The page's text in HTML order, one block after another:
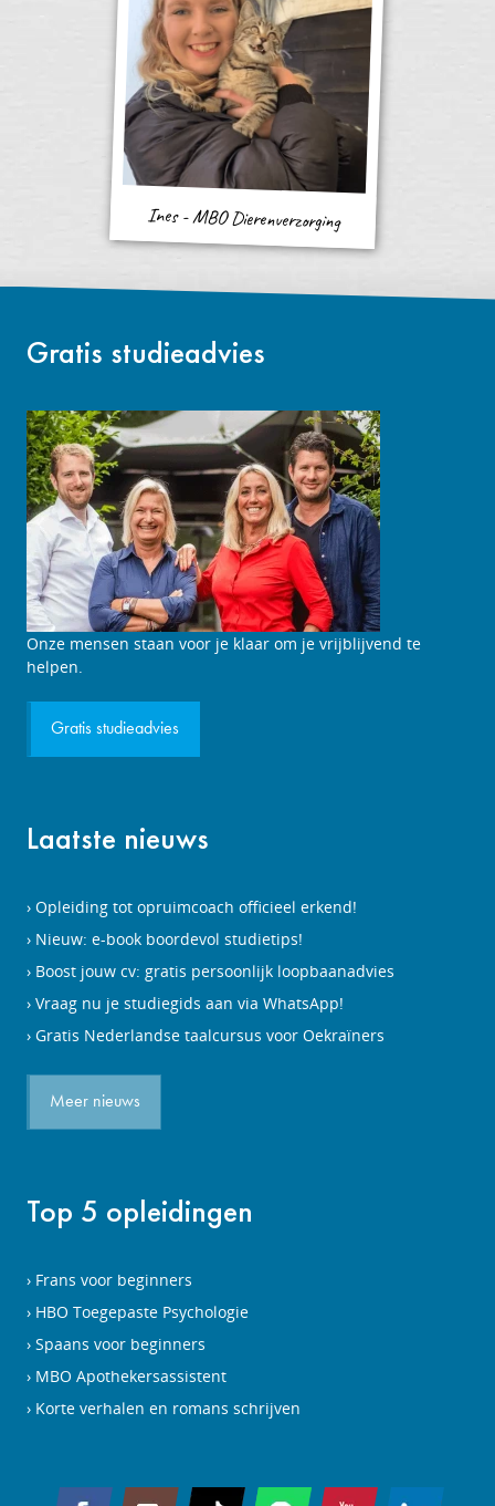
Ines - MBO Dierenverzorging
Gratis studieadvies
Onze mensen staan voor je klaar om je vrijblijvend te
helpen.
Gratis studieadvies
Laatste nieuws
Opleiding tot opruimcoach officieel erkend!
Nieuw: e-book boordevol studietips!
Boost jouw cv: gratis persoonlijk loopbaanadvies
Vraag nu je studiegids aan via WhatsApp!
Gratis Nederlandse taalcursus voor Oekraïners
Meer nieuws
Top 5 opleidingen
Frans voor beginners
HBO Toegepaste Psychologie
Spaans voor beginners
MBO Apothekersassistent
Korte verhalen en romans schrijven